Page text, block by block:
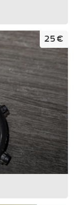
25 €